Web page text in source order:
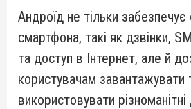
Андроїд не тільки забезпечує
смартфона, такі як дзвінки,
та доступ в Інтернет, але й
користувачам завантажувати
використовувати